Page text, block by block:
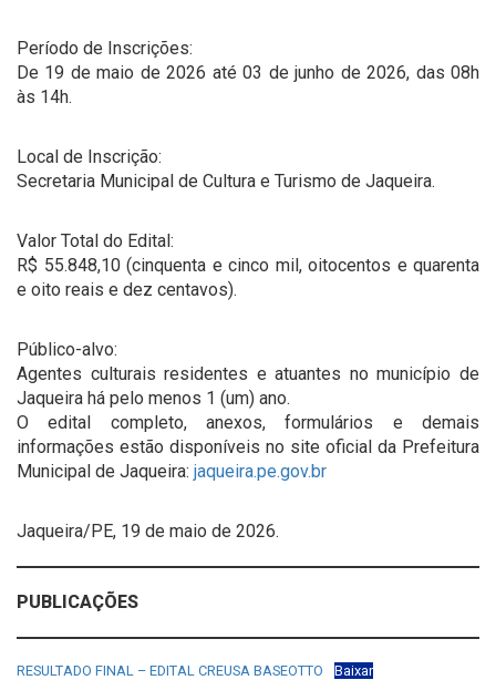
Período de Inscrições:
De 19 de maio de 2026 até 03 de junho de 2026, das 08h
às 14h.
Local de Inscrição:
Secretaria Municipal de Cultura e Turismo de Jaqueira.
Valor Total do Edital:
R$ 55.848,10 (cinquenta e cinco mil, oitocentos e quarenta
e oito reais e dez centavos).
Público-alvo:
Agentes culturais residentes e atuantes no município de
Jaqueira há pelo menos 1 (um) ano.
O edital completo, anexos, formulários e demais
informações estão disponíveis no site oficial da Prefeitura
Municipal de Jaqueira: jaqueira.pe.gov.br
Jaqueira/PE, 19 de maio de 2026.
PUBLICAÇÕES
RESULTADO FINAL – EDITAL CREUSA BASEOTTO
Baixar